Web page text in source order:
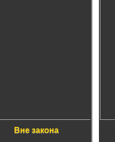
Вне закона